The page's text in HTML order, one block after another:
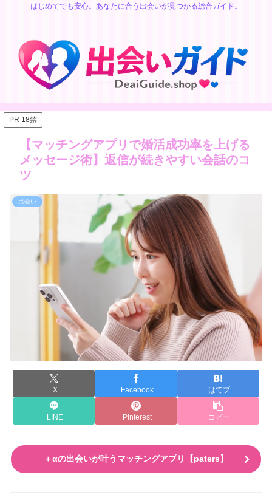
はじめてでも安心。あなたに合う出会いが見つかる総合ガイド。
PR 18禁
【マッチングアプリで婚活成功率を上げる
メッセージ術】返信が続きやすい会話のコ
ツ
出会い
X Facebook はてブ
LINE Pinterest コピー
＋αの出会いが叶うマッチングアプリ【paters】